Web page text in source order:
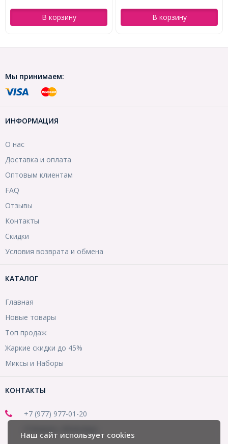
В корзину В корзину
Мы принимаем:
ИНФОРМАЦИЯ
О нас
Доставка и оплата
Оптовым клиентам
FAQ
Отзывы
Контакты
Скидки
Условия возврата и обмена
КАТАЛОГ
Главная
Новые товары
Топ продаж
Жаркие скидки до 45%
Миксы и Наборы
КОНТАКТЫ
+7 (977) 977-01-20
Наш сайт использует cookies